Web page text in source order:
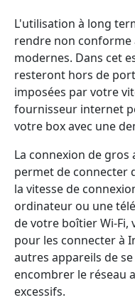
L'utilisation à long
rendre non conforme
modernes. Dans cet
resteront hors de
imposées par votre
fournisseur internet
votre box avec une
La connexion de
permet de connecter
la vitesse de
ordinateur ou une
de votre boîtier Wi-Fi,
pour les connecter à
autres appareils de
encombrer le réseau
excessifs.